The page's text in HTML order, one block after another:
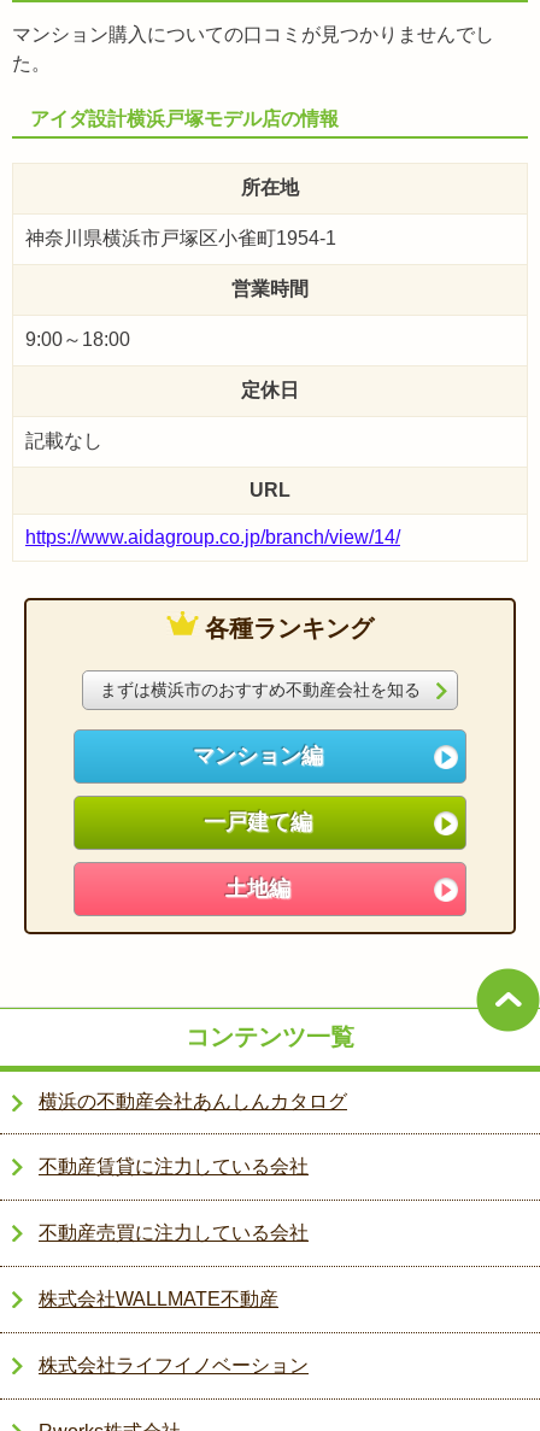
マンション購入についての口コミが見つかりませんでし
た。
アイダ設計横浜戸塚モデル店の情報
所在地
神奈川県横浜市戸塚区小雀町1954-1
営業時間
9:00～18:00
定休日
記載なし
URL
https://www.aidagroup.co.jp/branch/view/14/
各種ランキング
まずは横浜市のおすすめ不動産会社を知る
マンション編
一戸建て編
土地編
コンテンツ一覧
横浜の不動産会社あんしんカタログ
不動産賃貸に注力している会社
不動産売買に注力している会社
株式会社WALLMATE不動産
株式会社ライフイノベーション